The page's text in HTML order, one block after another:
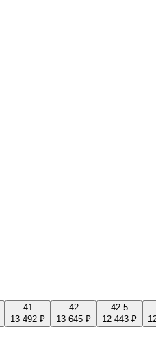
41
13 492 ₽
42
13 645 ₽
42.5
12 443 ₽